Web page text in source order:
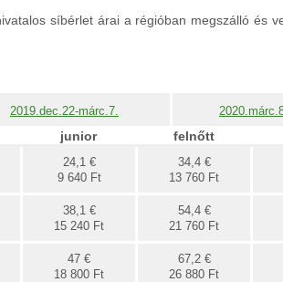
síbérlet árai a régióban megszálló és
2019.dec.22-márc.7.
junior felnőtt
24,1 €
9 640 Ft
34,4 €
13 760 Ft
38,1 €
15 240 Ft
54,4 €
21 760 Ft
47 €
18 800 Ft
67,2 €
26 880 Ft